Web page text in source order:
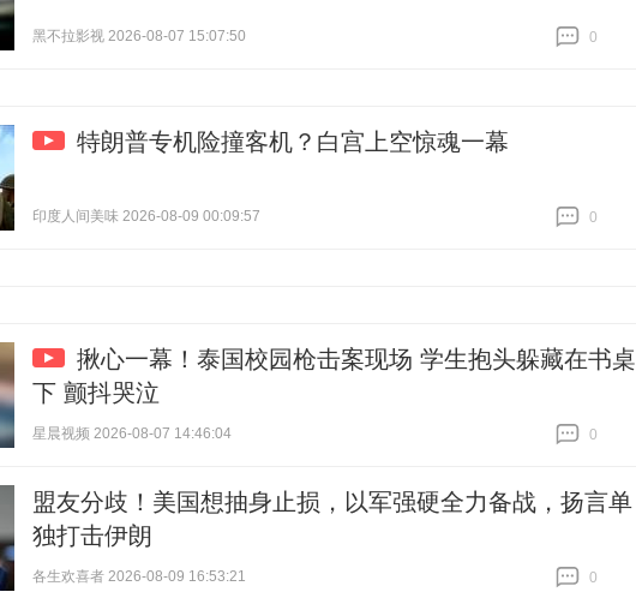
黑不拉影视 2026-08-07 15:07:50
0
特朗普专机险撞客机？白宫上空惊魂一幕
印度人间美味 2026-08-09 00:09:57
0
揪心一幕！泰国校园枪击案现场 学生抱头躲藏在书桌
下 颤抖哭泣
星晨视频 2026-08-07 14:46:04
0
盟友分歧！美国想抽身止损，以军强硬全力备战，扬言单
独打击伊朗
各生欢喜者 2026-08-09 16:53:21
0